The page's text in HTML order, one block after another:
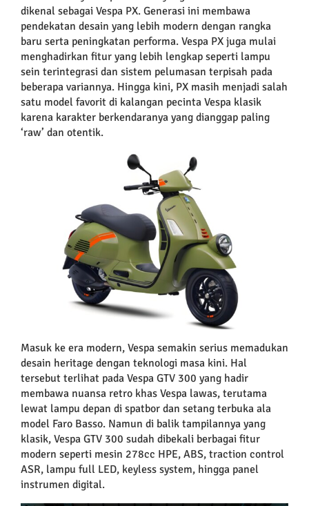
dikenal sebagai Vespa PX. Generasi ini membawa
pendekatan desain yang lebih modern dengan rangka
baru serta peningkatan performa. Vespa PX juga mulai
menghadirkan fitur yang lebih lengkap seperti lampu
sein terintegrasi dan sistem pelumasan terpisah pada
beberapa variannya. Hingga kini, PX masih menjadi salah
satu model favorit di kalangan pecinta Vespa klasik
karena karakter berkendaranya yang dianggap paling
‘raw’ dan otentik.
Masuk ke era modern, Vespa semakin serius memadukan
desain heritage dengan teknologi masa kini. Hal
tersebut terlihat pada Vespa GTV 300 yang hadir
membawa nuansa retro khas Vespa lawas, terutama
lewat lampu depan di spatbor dan setang terbuka ala
model Faro Basso. Namun di balik tampilannya yang
klasik, Vespa GTV 300 sudah dibekali berbagai fitur
modern seperti mesin 278cc HPE, ABS, traction control
ASR, lampu full LED, keyless system, hingga panel
instrumen digital.